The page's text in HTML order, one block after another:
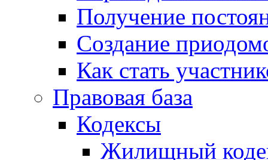
Получение
Создание
Как стать
Правовая база
Кодексы
Жилищный